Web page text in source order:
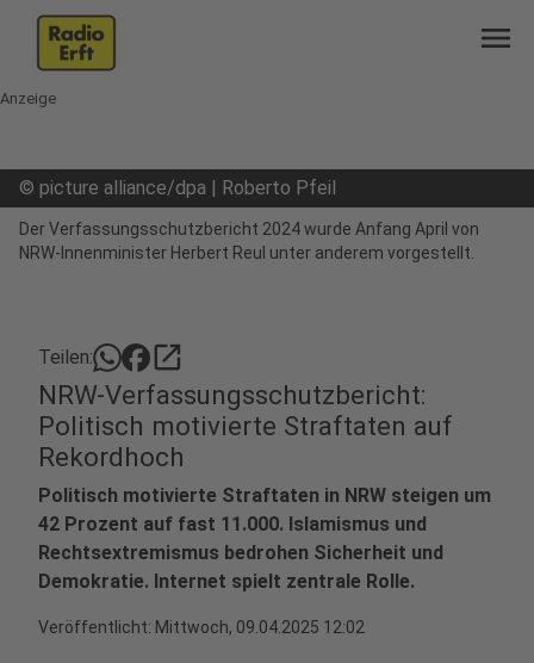
menu
Anzeige
© picture alliance/dpa | Roberto Pfeil
Der Verfassungsschutzbericht 2024 wurde Anfang April von
NRW-Innenminister Herbert Reul unter anderem vorgestellt.
Teilen: open_in_new
NRW-Verfassungsschutzbericht:
Politisch motivierte Straftaten auf
Rekordhoch
Politisch motivierte Straftaten in NRW steigen um
42 Prozent auf fast 11.000. Islamismus und
Rechtsextremismus bedrohen Sicherheit und
Demokratie. Internet spielt zentrale Rolle.
Veröffentlicht: Mittwoch, 09.04.2025 12:02